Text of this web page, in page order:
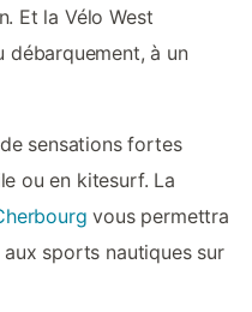
Et la Vélo West
débarquement, à un
sensations fortes
ou en kitesurf. La
vous permettra
sports nautiques sur